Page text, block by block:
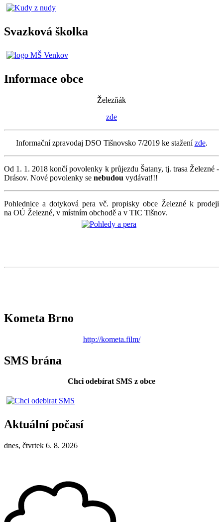
Svazková školka
Informace obce
Železňák
zde
Informační zpravodaj DSO Tišnovsko 7/2019 ke staženízde.
Od 1. 1. 2018 končí povolenky k průjezdu Šatany, tj. trasa Železné -
Drásov. Nové povolenky se nebudou vydávat!!!
Pohlednice a dotyková pera vč. propisky obce Železné k prodeji
na OÚ Železné, v místním obchodě a v TIC Tišnov.
Kometa Brno
http://kometa.film/
SMS brána
Chci odebírat SMS z obce
Aktuální počasí
dnes, čtvrtek 6. 8. 2026